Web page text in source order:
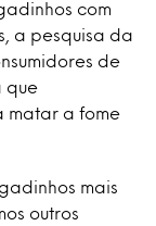
com
a pesquisa da
de
que
matar a fome
mais
outros